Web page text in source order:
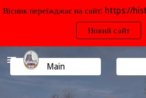
Skip to main content
Новий сайт
Main